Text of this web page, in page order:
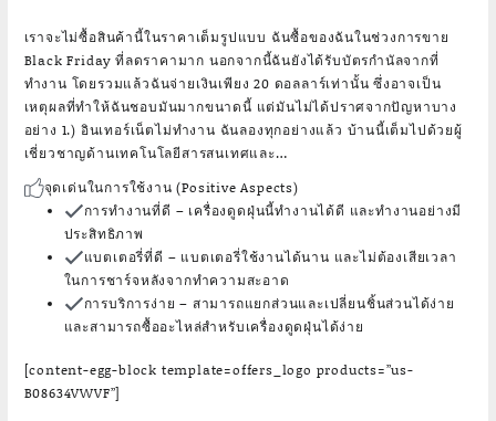
เราจะไม่ซื้อสินค้านี้ในราคาเต็มรูปแบบ ฉันซื้อของฉันในช่วงการขาย
Black Friday ที่ลดราคามาก นอกจากนี้ฉันยังได้รับบัตรกำนัลจากที่
ทำงาน โดยรวมแล้วฉันจ่ายเงินเพียง 20 ดอลลาร์เท่านั้น ซึ่งอาจเป็น
เหตุผลที่ทำให้ฉันชอบมันมากขนาดนี้ แต่มันไม่ได้ปราศจากปัญหาบาง
อย่าง 1.) อินเทอร์เน็ตไม่ทำงาน ฉันลองทุกอย่างแล้ว บ้านนี้เต็มไปด้วยผู้
เชี่ยวชาญด้านเทคโนโลยีสารสนเทศและ…
จุดเด่นในการใช้งาน (Positive Aspects)
การทำงานที่ดี – เครื่องดูดฝุ่นนี้ทำงานได้ดี และทำงานอย่างมี
ประสิทธิภาพ
แบตเตอรี่ที่ดี – แบตเตอรี่ใช้งานได้นาน และไม่ต้องเสียเวลา
ในการชาร์จหลังจากทำความสะอาด
การบริการง่าย – สามารถแยกส่วนและเปลี่ยนชิ้นส่วนได้ง่าย
และสามารถซื้ออะไหล่สำหรับเครื่องดูดฝุ่นได้ง่าย
[content-egg-block template=offers_logo products=”us-
B08634VWVF”]